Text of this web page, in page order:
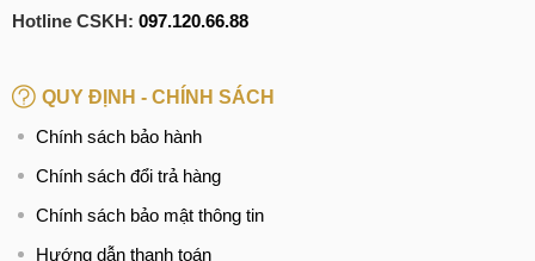
gọi, xem phim hay giải trí đều bị ảnh hưởng đáng kể. Lúc
Nếu chiếc Vivo Y28 5G của bạn cũng đang gặp sự cố liên
quan đến bộ phận này, hãy mang máy đến MobileCity Care
để được kỹ thuật viên kiểm tra và thay loa Vivo Y28 5G
thời gian sửa nhanh và có bảo hành rõ ràng, giúp bạn yên
Hotline CSKH: 097.120.66.88
QUY ĐỊNH - CHÍNH SÁCH
Chính sách bảo hành
Chính sách đổi trả hàng
Chính sách bảo mật thông tin
Hướng dẫn thanh toán